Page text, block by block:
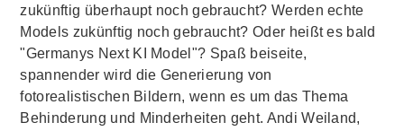
zukünftig überhaupt noch gebraucht? Werden echte
Models zukünftig noch gebraucht? Oder heißt es bald
"Germanys Next KI Model"? Spaß beiseite,
spannender wird die Generierung von
fotorealistischen Bildern, wenn es um das Thema
Behinderung und Minderheiten geht. Andi Weiland,